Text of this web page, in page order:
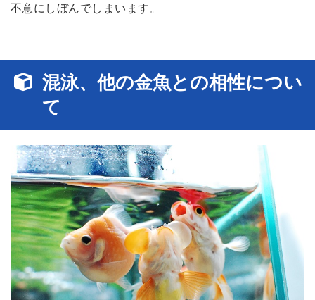
不意にしぼんでしまいます。
混泳、他の金魚との相性につい
て